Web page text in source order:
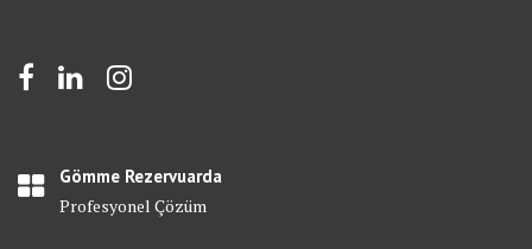
Gömme Rezervuarda
Profesyonel Çözüm